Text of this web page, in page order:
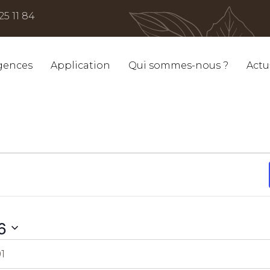
11 84
Application Qui sommes-nous ?